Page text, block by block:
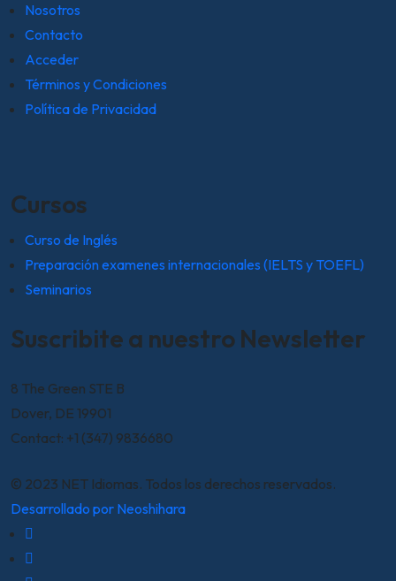
Nosotros
Contacto
Acceder
Términos y Condiciones
Política de Privacidad
Cursos
Curso de Inglés
Preparación examenes internacionales (IELTS y TOEFL)
Seminarios
Suscribite a nuestro Newsletter
8 The Green STE B
Dover, DE 19901
Contact: +1 (347) 9836680
© 2023 NET Idiomas. Todos los derechos reservados.
Desarrollado por Neoshihara